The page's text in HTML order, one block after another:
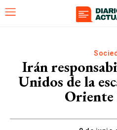
Irán
Unidos de la